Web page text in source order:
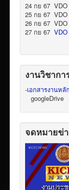
24 กย 67 VDO
25 กย 67 VDO
26 กย 67 VDO
27 กย 67 VDO
งานวิชากา
-เอกสารงานหลั
googleDrive
จดหมายข่า